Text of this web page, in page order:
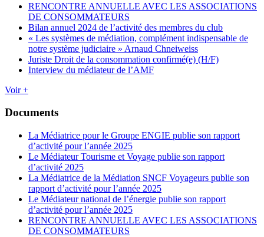
RENCONTRE ANNUELLE AVEC LES ASSOCIATIONS
DE CONSOMMATEURS
Bilan annuel 2024 de l’activité des membres du club
« Les systèmes de médiation, complément indispensable de
notre système judiciaire » Arnaud Chneiweiss
Juriste Droit de la consommation confirmé(e) (H/F)
Interview du médiateur de l’AMF
Voir +
Documents
La Médiatrice pour le Groupe ENGIE publie son rapport
d’activité pour l’année 2025
Le Médiateur Tourisme et Voyage publie son rapport
d’activité 2025
La Médiatrice de la Médiation SNCF Voyageurs publie son
rapport d’activité pour l’année 2025
Le Médiateur national de l’énergie publie son rapport
d’activité pour l’année 2025
RENCONTRE ANNUELLE AVEC LES ASSOCIATIONS
DE CONSOMMATEURS